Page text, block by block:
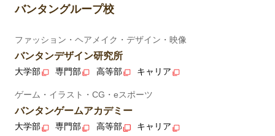
バンタングループ校
ファッション・ヘアメイク・デザイン・映像
バンタンデザイン研究所
大学部 専門部 高等部 キャリア
ゲーム・イラスト・CG・eスポーツ
バンタンゲームアカデミー
大学部 専門部 高等部 キャリア